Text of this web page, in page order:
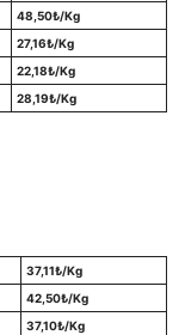
48,50₺/Kg
27,16₺/Kg
22,18₺/Kg
28,19₺/Kg
37,11₺/Kg
42,50₺/Kg
37,10₺/Kg